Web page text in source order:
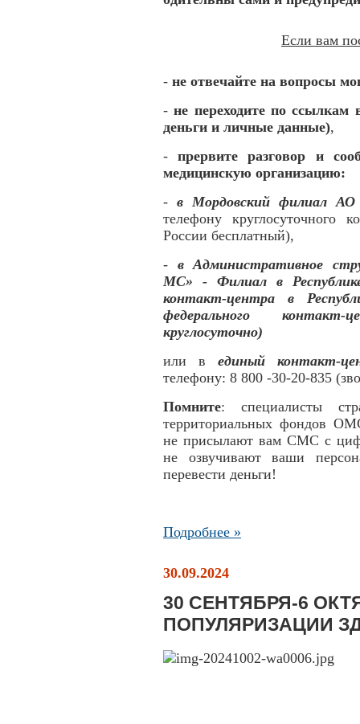
Если вам
- не отвечайте на вопросы
-не переходите по ссылкам
деньги и личные данные),
-прервите разговор и
медицинскую организацию:
- в Мордовский филиал АО
телефону круглосуточного
России бесплатный),
- в Административное
МС» - Филиал в
контакт-центра в
федерального контакт-
круглосуточно)
или в единый контакт-
телефону: 8 800 -30-20-835
Помните: специалисты
территориальных фондов
не присылают вам СМС с
не озвучивают ваши
перевести деньги!
Подробнее »
30.09.2024
30 СЕНТЯБРЯ-6
ПОПУЛЯРИЗАЦИИ